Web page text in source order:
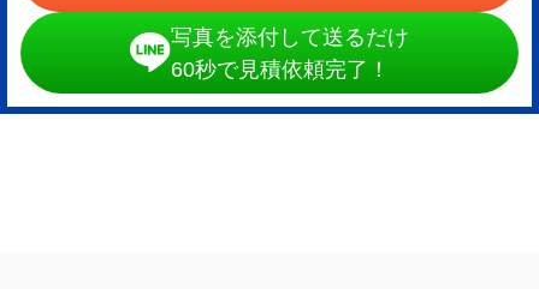
写真を添付して送るだけ
60秒で見積依頼完了！